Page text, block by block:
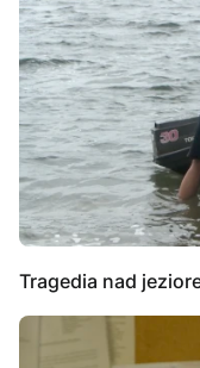
Tragedia nad